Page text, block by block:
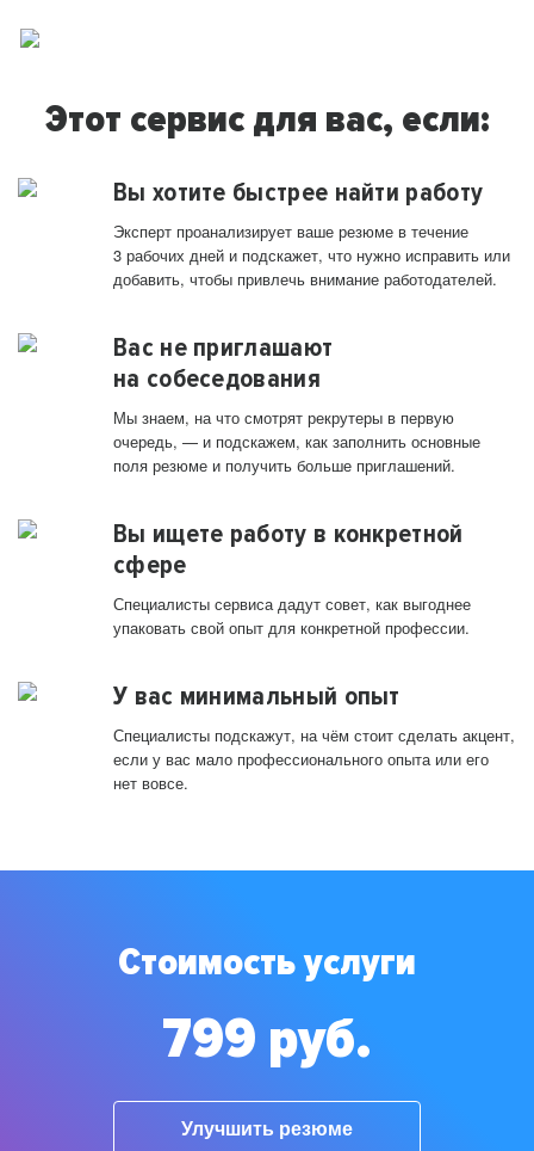
Этот сервис для вас, если:
Вы хотите быстрее найти работу
Эксперт проанализирует ваше резюме в течение
3 рабочих дней и подскажет, что нужно исправить или
добавить, чтобы привлечь внимание работодателей.
Вас не приглашают
на собеседования
Мы знаем, на что смотрят рекрутеры в первую
очередь, — и подскажем, как заполнить основные
поля резюме и получить больше приглашений.
Вы ищете работу в конкретной
сфере
Специалисты сервиса дадут совет, как выгоднее
упаковать свой опыт для конкретной профессии.
У вас минимальный опыт
Специалисты подскажут, на чём стоит сделать акцент,
если у вас мало профессионального опыта или его
нет вовсе.
Стоимость услуги
799 руб.
Улучшить резюме